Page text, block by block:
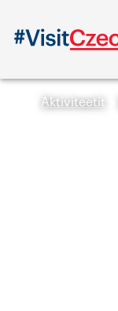
Aktiviteetit